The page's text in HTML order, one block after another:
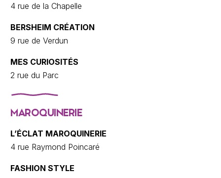
4 rue de la Chapelle
BERSHEIM CRÉATION
9 rue de Verdun
MES CURIOSITÉS
2 rue du Parc
MAROQUINERIE
L’ÉCLAT MAROQUINERIE
4 rue Raymond Poincaré
FASHION STYLE